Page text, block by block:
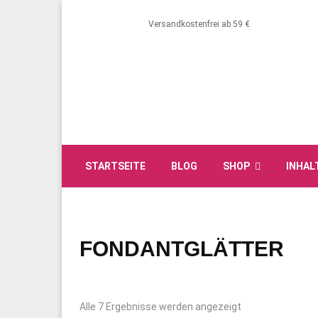
Versandkostenfrei ab 59 €
STARTSEITE BLOG SHOP
FONDANTGLÄTTER
Alle 7 Ergebnisse werden angezeigt